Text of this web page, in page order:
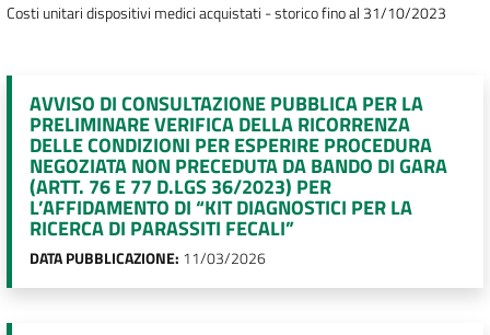
Costi unitari dispositivi medici acquistati - storico fino al 31/10/2023
AVVISO DI CONSULTAZIONE PUBBLICA PER LA
PRELIMINARE VERIFICA DELLA RICORRENZA
DELLE CONDIZIONI PER ESPERIRE PROCEDURA
NEGOZIATA NON PRECEDUTA DA BANDO DI GARA
(ARTT. 76 E 77 D.LGS 36/2023) PER
L’AFFIDAMENTO DI “KIT DIAGNOSTICI PER LA
RICERCA DI PARASSITI FECALI”
DATA PUBBLICAZIONE: 11/03/2026